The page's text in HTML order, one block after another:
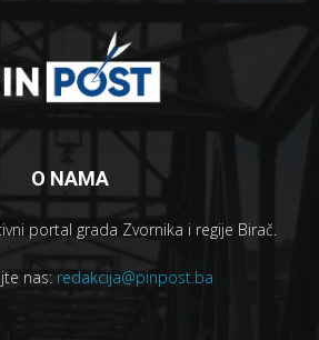
O NAMA
portal grada Zvornika i regije Birač.
nas: redakcija@pinpost.ba